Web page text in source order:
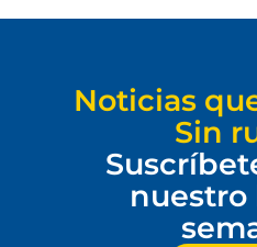
Noticias
Sin